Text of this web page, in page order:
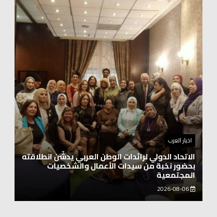
اخبار العرب
اغنيتين وطنيتين جميلتين للفنان المايسترو ابراهيم
بركات
2026-08-06